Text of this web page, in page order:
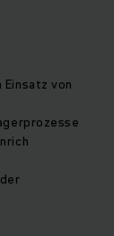
von